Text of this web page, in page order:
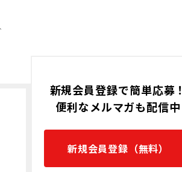
新規会員登録で簡単応募！
便利なメルマガも配信中
新規会員登録（無料）